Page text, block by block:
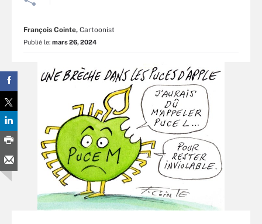
François Cointe, Cartoonist
Publié le: mars 26, 2024